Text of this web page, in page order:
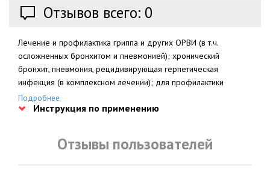
Отзывов всего: 0
Лечение и профилактика гриппа и других ОРВИ (в т.ч.
осложненных бронхитом и пневмонией); хронический
бронхит, пневмония, рецидивирующая герпетическая
инфекция (в комплексном лечении); для профилактики
инфекционных осложнений и нормализации иммунного
статуса в послеоперационном периоде.
Подробнее
Инструкция по применению
Отзывы пользователей